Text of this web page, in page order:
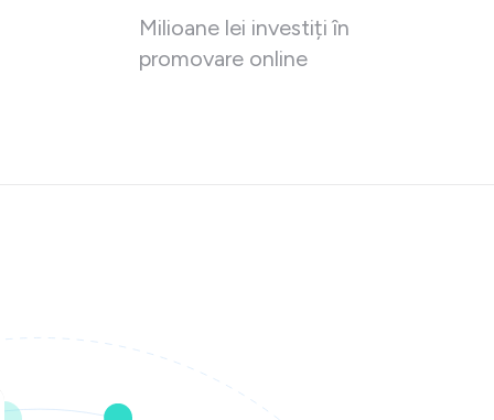
Milioane lei investiți în
promovare online